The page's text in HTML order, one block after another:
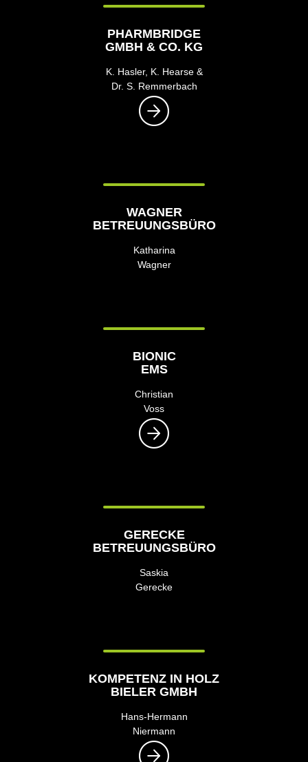
PHARMBRIDGE
GMBH & CO. KG
K. Hasler, K. Hearse &
Dr. S. Remmerbach
WAGNER
BETREUUNGSBÜRO
Katharina
Wagner
BIONIC
EMS
Christian
Voss
GERECKE
BETREUUNGSBÜRO
Saskia
Gerecke
KOMPETENZ IN HOLZ
BIELER GMBH
Hans-Hermann
Niermann